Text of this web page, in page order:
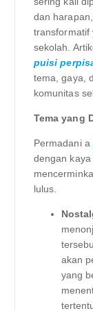
dan
transformatif
sekolah.
puisi
tema, gaya,
komunitas
Tema yang
Permadani a
dengan
lulus.
akan
yang